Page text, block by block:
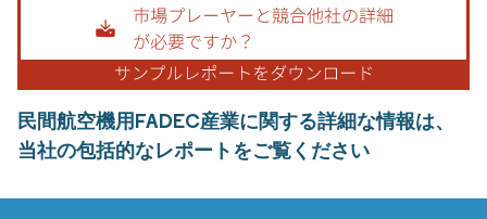
民間航空機用FADEC産業に関する詳細な情報は、
当社の包括的なレポートをご覧ください